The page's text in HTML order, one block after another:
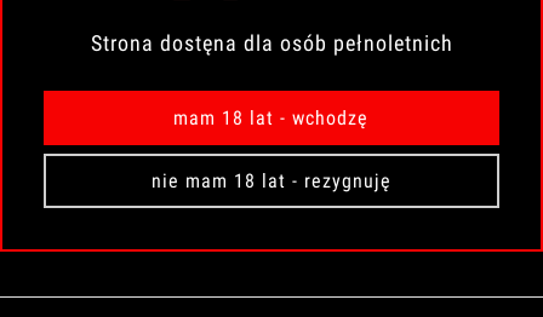
Strona dostęna dla osób pełnoletnich
mam 18 lat - wchodzę
nie mam 18 lat - rezygnuję
MOJE KONTO
PŁATNOŚCI I DOSTAWA
INFORMACJE